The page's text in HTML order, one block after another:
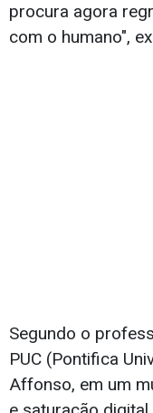
procura agora
com o humano",
Segundo o
PUC (Pontifica
Affonso, em um